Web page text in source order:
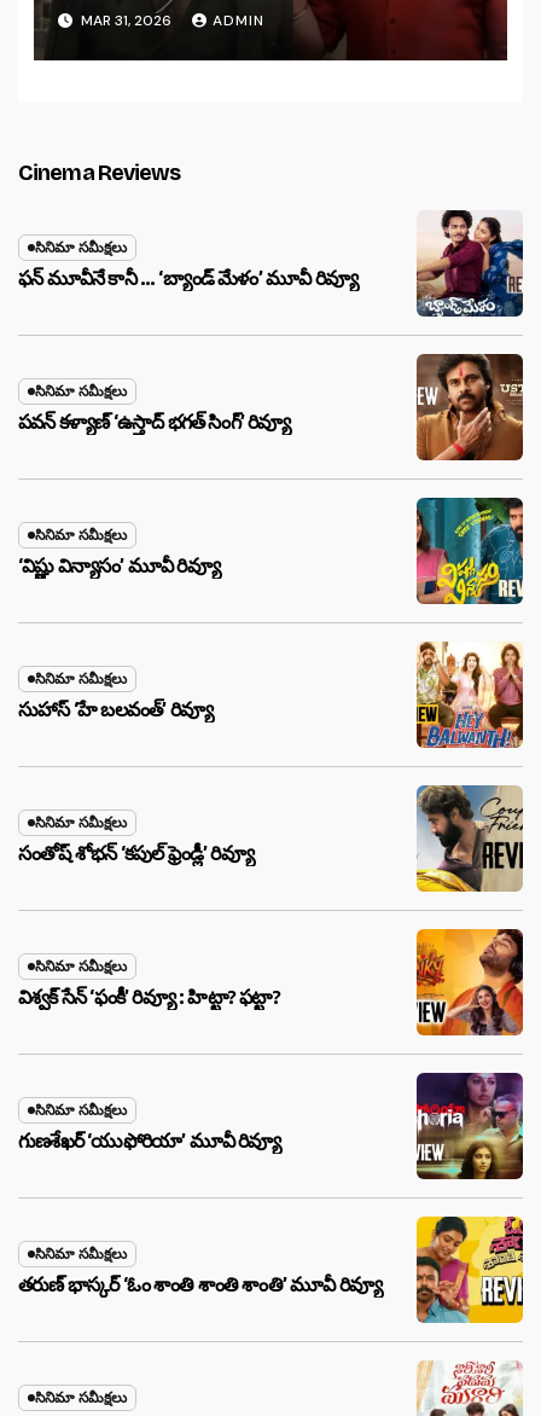
MAR 31, 2026 ADMIN
Cinema Reviews
సినిమా సమీక్షలు
ఫన్ మూవీనే కానీ … ‘బ్యాండ్‌ మేళం’ మూవీ రివ్యూ
సినిమా సమీక్షలు
పవన్ కళ్యాణ్ ‘ఉస్తాద్ భ‌గ‌త్ సింగ్’ రివ్యూ
సినిమా సమీక్షలు
‘విష్ణు విన్యాసం’ మూవీ రివ్యూ
సినిమా సమీక్షలు
సుహాస్ ‘హే బలవంత్’ రివ్యూ
సినిమా సమీక్షలు
సంతోష్ శోభన్ ‘కపుల్ ఫ్రెండ్లీ’ రివ్యూ
సినిమా సమీక్షలు
విశ్వక్ సేన్ ‘ఫంకీ’ రివ్యూ : హిట్టా? ఫట్టా?
సినిమా సమీక్షలు
గుణశేఖర్ ‘యుఫోరియా’ మూవీ రివ్యూ
సినిమా సమీక్షలు
తరుణ్ భాస్కర్ ‘ఓం శాంతి శాంతి శాంతి’ మూవీ రివ్యూ
సినిమా సమీక్షలు